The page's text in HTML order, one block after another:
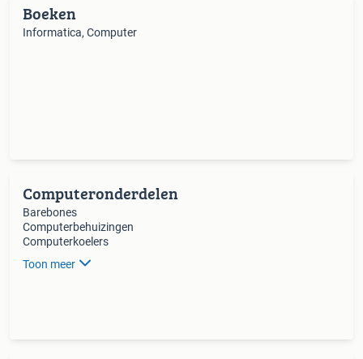
Boeken
Informatica, Computer
Computeronderdelen
Barebones
Computerbehuizingen
Computerkoelers
Toon meer